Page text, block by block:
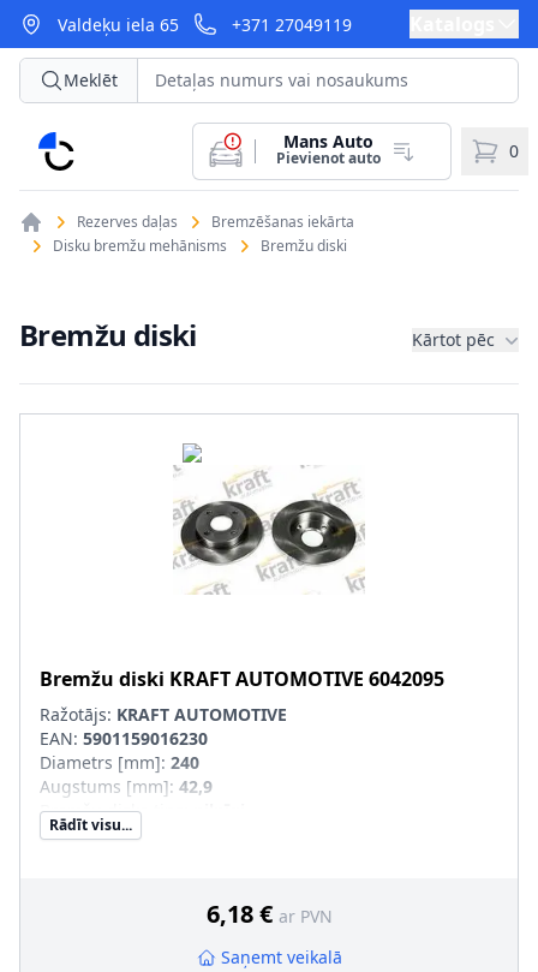
Valdeķu iela 65 +371 27049119
CarParts
Meklēt
Mans Auto
Pievienot auto 0
Rezerves daļas
Bremzēšanas iekārta
Disku bremžu mehānisms
Bremžu diski
Bremžu diski Kārtot pēc
Bremžu diski KRAFT AUTOMOTIVE 6042095
Ražotājs: KRAFT AUTOMOTIVE
EAN: 5901159016230
Diametrs [mm]: 240
Augstums [mm]: 42,9
Bremžu diska tips
Bremžu diska biezums [mm]
Centrējošais diametrs [mm]: 63,7
6042095
Rādīt visu...
6,18 € ar PVN
Saņemt veikalā